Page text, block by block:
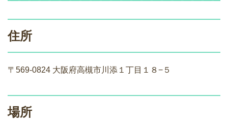
住所
〒569-0824 大阪府高槻市川添１丁目１８−５
場所